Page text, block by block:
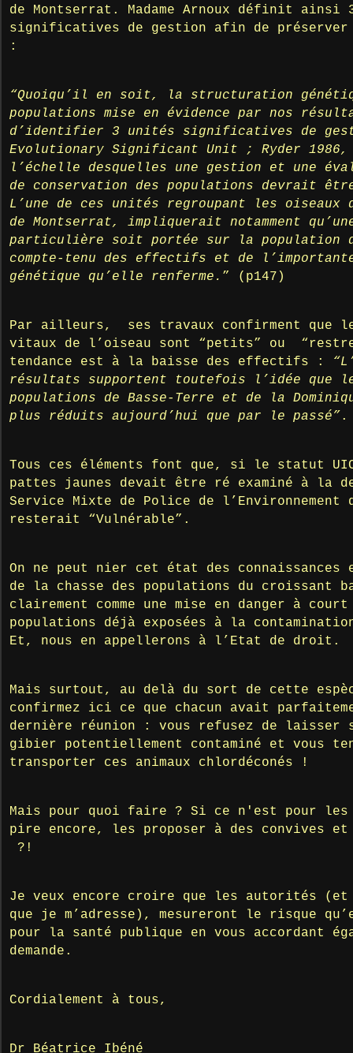
de Montserrat. Madame Arnoux définit ainsi
significatives de gestion afin de préserver
:
“Quoiqu’il en soit, la structuration
populations mise en évidence par nos
d’identifier 3 unités significatives de
Evolutionary Significant Unit ; Ryder
l’échelle desquelles une gestion et une
de conservation des populations devrait
L’une de ces unités regroupant les oiseaux
de Montserrat, impliquerait notamment
particulière soit portée sur la population
compte-tenu des effectifs et de
génétique qu’elle renferme. ” (p147)
Par ailleurs, ses travaux confirment que
vitaux de l’oiseau sont “petits” ou
tendance est à la baisse des effectifs :
résultats supportent toutefois l’idée que
populations de Basse-Terre et de la
plus réduits aujourd’hui que par le passé” .
Tous ces éléments font que, si le statut
pattes jaunes devait être ré examiné à la
Service Mixte de Police de l’Environnement
resterait “Vulnérable”.
On ne peut nier cet état des
de la chasse des populations du croissant
clairement comme une mise en danger à
populations déjà exposées à la
Et, nous en appellerons à l’Etat de droit.
Mais surtout, au delà du sort de cette
confirmez ici ce que chacun avait
dernière réunion : vous refusez de laisser
gibier potentiellement contaminé et vous
transporter ces animaux chlordéconés !
Mais pour quoi faire ? Si ce n'est pour les
pire encore, les proposer à des convives
?!
Je veux encore croire que les autorités
que je m’adresse), mesureront le risque
pour la santé publique en vous accordant
demande.
Cordialement à tous,
Dr Béatrice Ibéné